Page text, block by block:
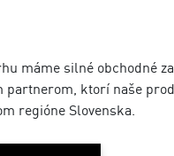
máme silné obchodné
partnerom, ktorí naše
regióne Slovenska.